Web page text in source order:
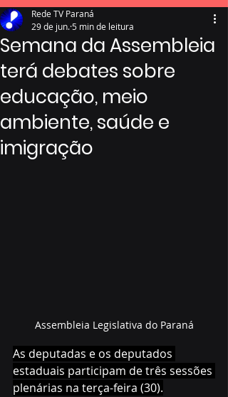
Semana da Assembleia
terá debates sobre
educação, meio
ambiente, saúde e
imigração
Rede TV Paraná
29 de jun. 5 min de leitura
Assembleia Legislativa do Paraná
As deputadas e os deputados
estaduais participam de três sessões
plenárias na terça-feira (30).